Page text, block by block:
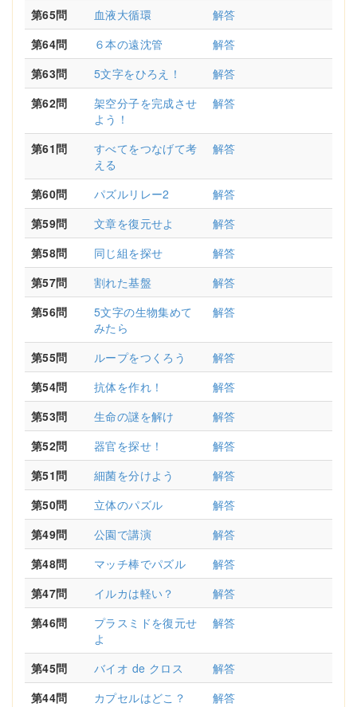
第65問
血液大循環
解答
第64問
６本の遠沈管
解答
第63問
5文字をひろえ！
解答
第62問
架空分子を完成させ
よう！
解答
第61問
すべてをつなげて考
える
解答
第60問 パズルリレー2
解答
第59問
文章を復元せよ
解答
第58問
同じ組を探せ
解答
第57問
割れた基盤
解答
第56問
5文字の生物集めて
みたら
解答
第55問 ループをつくろう
解答
第54問
抗体を作れ！
解答
第53問
生命の謎を解け
解答
第52問
器官を探せ！
解答
第51問
細菌を分けよう
解答
第50問
立体のパズル
解答
第49問
公園で講演
解答
第48問
マッチ棒でパズル
解答
第47問
イルカは軽い？
解答
第46問
プラスミドを復元せ
よ
解答
第45問 バイオ de クロス
解答
第44問
カプセルはどこ？
解答